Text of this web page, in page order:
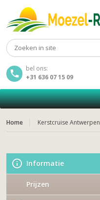
bel ons:
+31 636 07 15 09
Home Kerstcruise Antwerpen
Informatie
Prijzen